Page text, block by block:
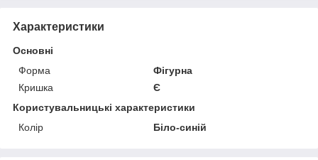
Характеристики
Основні
Форма
Фігурна
Кришка
Є
Користувальницькі характеристики
Колір
Біло-синій